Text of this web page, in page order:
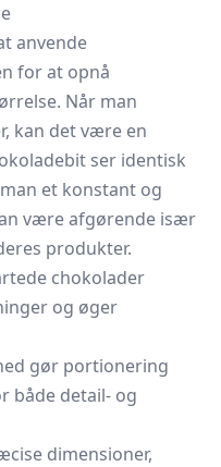
anvende
for at opnå
Når man
kan det være en
ser identisk
et konstant og
være afgørende især
produkter.
chokolader
og øger
gør portionering
både detail- og
dimensioner,